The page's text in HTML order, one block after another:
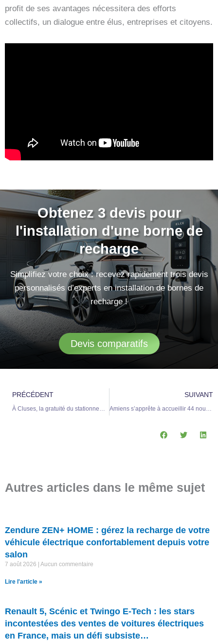
profit de ses avantages nécessitera des efforts
collectifs, un dialogue entre élus, entreprises et citoyens.
Obtenez 3 devis pour
l'installation d'une borne de
recharge
Simplifiez votre choix : recevez rapidement trois devis
personnalisés d’experts en installation de bornes de
recharge !
Devis comparatifs
Précédent
PRÉCÉDENT SUIVANT
Autres articles dans le même sujet
Zendure ZEN+ HOME : gérez la recharge de votre
véhicule électrique confortablement depuis votre
salon
7 août 2026 Aucun commentaire
Lire l'article »
Renault 5, Scénic et Twingo E-Tech : les stars
incontestées des ventes de voitures électriques
en France, mais un défi subsiste…